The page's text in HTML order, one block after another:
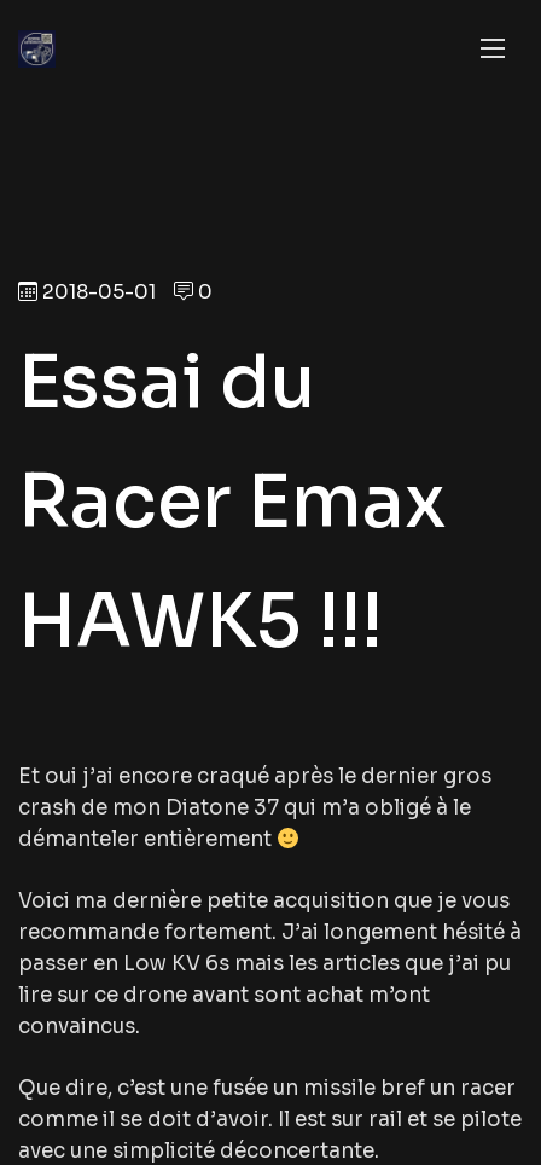
2018-05-01 0
Essai du
Racer Emax
HAWK5 !!!
Et oui j’ai encore craqué après le dernier gros
crash de mon Diatone 37 qui m’a obligé à le
démanteler entièrement
Voici ma dernière petite acquisition que je vous
recommande fortement. J’ai longement hésité à
passer en Low KV 6s mais les articles que j’ai pu
lire sur ce drone avant sont achat m’ont
convaincus.
Que dire, c’est une fusée un missile bref un racer
comme il se doit d’avoir. Il est sur rail et se pilote
avec une simplicité déconcertante.